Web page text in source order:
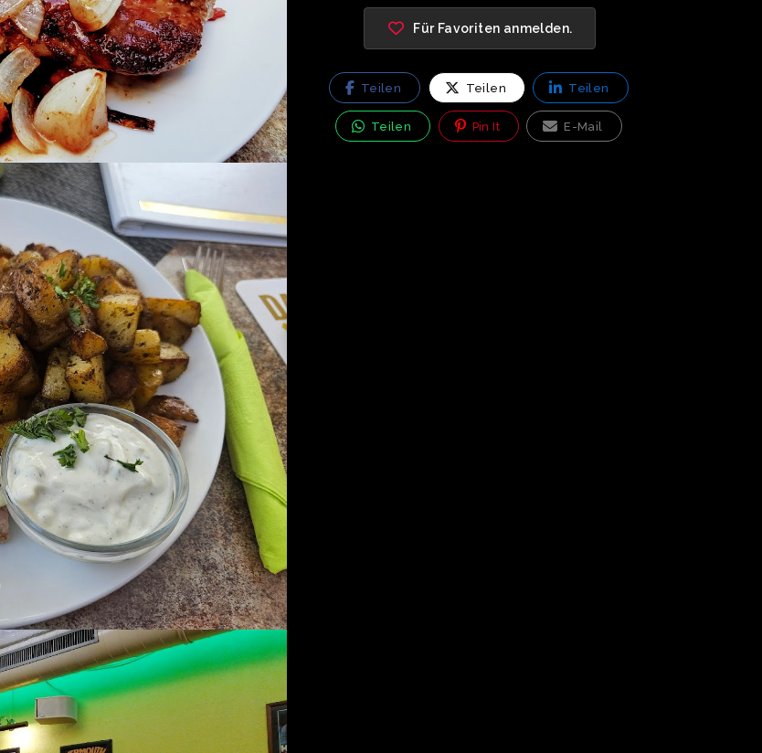
Für Favoriten anmelden.
Teilen Teilen Teilen
Teilen Pin It E-Mail